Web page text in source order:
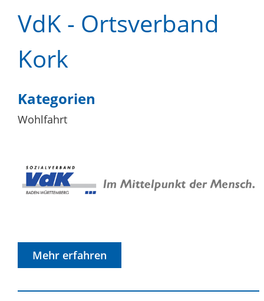
VdK - Ortsverband
Kork
Kategorien
Wohlfahrt
Mehr erfahren